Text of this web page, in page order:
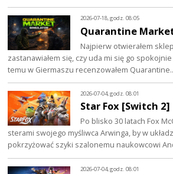
2026-07-18, godz. 08:05
Quarantine
Najpierw otwierałem
zastanawiałem się, czy uda mi się go
temu w Giermaszu recenzowałem
2026-07-04, godz. 08:01
Star Fox [Switch 2]
Po blisko 30 latach Fox
sterami swojego myśliwca Arwinga, by w
pokrzyżować szyki szalonemu naukowcowi
2026-07-04, godz. 08:01